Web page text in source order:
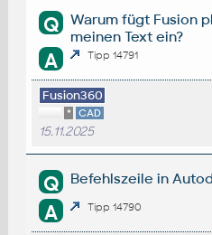
Q
Warum fügt Fusion
meinen Text ein?
A Tipp 14791
Fusion360
* CAD
15.11.2025
Q Befehlszeile in
A Tipp 14790